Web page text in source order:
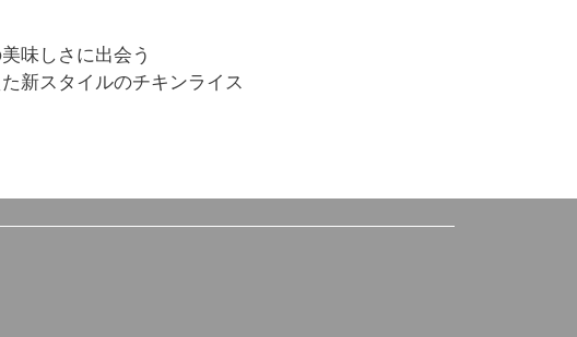
味しさに出会う
新スタイルのチキンライス